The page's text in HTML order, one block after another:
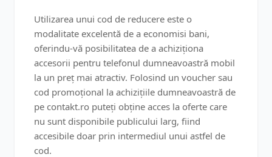
Utilizarea unui cod de reducere este o
modalitate excelentă de a economisi bani,
oferindu-vă posibilitatea de a achiziționa
accesorii pentru telefonul dumneavoastră mobil
la un preț mai atractiv. Folosind un voucher sau
cod promoțional la achizițiile dumneavoastră de
pe contakt.ro puteți obține acces la oferte care
nu sunt disponibile publicului larg, fiind
accesibile doar prin intermediul unui astfel de
cod.